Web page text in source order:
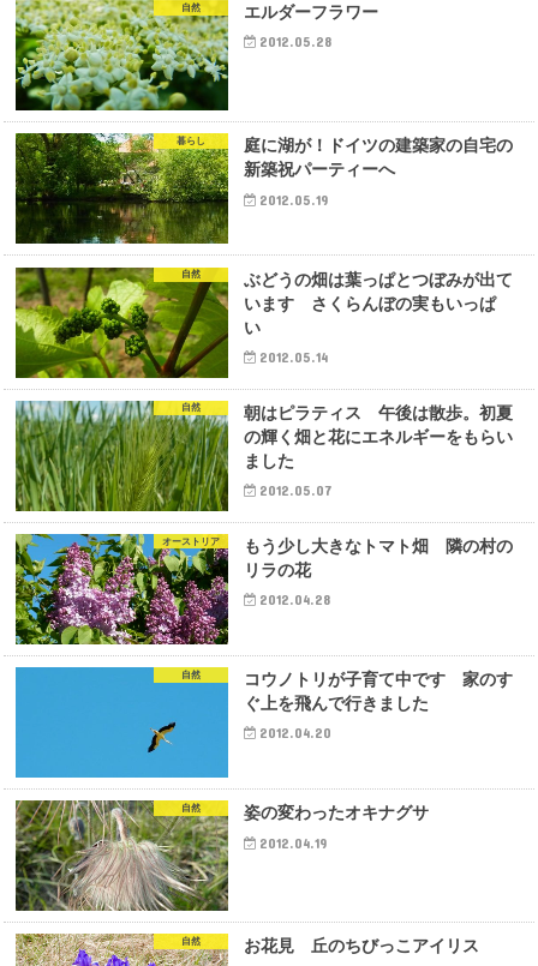
自然 エルダーフラワー
2012.05.28
暮らし
庭に湖が！ドイツの建築家の自宅の
新築祝パーティーへ
2012.05.19
自然
ぶどうの畑は葉っぱとつぼみが出て
います さくらんぼの実もいっぱ
い
2012.05.14
自然
朝はピラティス 午後は散歩。初夏
の輝く畑と花にエネルギーをもらい
ました
2012.05.07
オーストリア
もう少し大きなトマト畑 隣の村の
リラの花
2012.04.28
自然
コウノトリが子育て中です 家のす
ぐ上を飛んで行きました
2012.04.20
自然 姿の変わったオキナグサ
2012.04.19
自然 お花見 丘のちびっこアイリス